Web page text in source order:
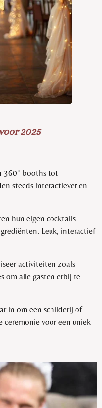
2025
360° booths tot
steeds interactiever en
hun eigen cocktails
Leuk, interactief
activiteiten zoals
om alle gasten erbij te
in om een schilderij of
voor een uniek